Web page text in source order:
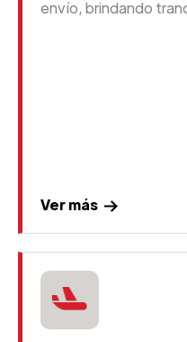
envío, brindando
Ver más